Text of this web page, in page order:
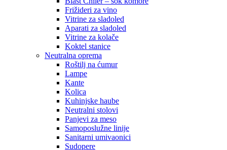
Frižideri za vino
Vitrine za sladoled
Aparati za sladoled
Vitrine za kolače
Koktel stanice
Neutralna oprema
Roštilj na ćumur
Lampe
Kante
Kolica
Kuhinjske haube
Neutralni stolovi
Panjevi za meso
Samoposlužne linije
Sanitarni umivaonici
Sudopere